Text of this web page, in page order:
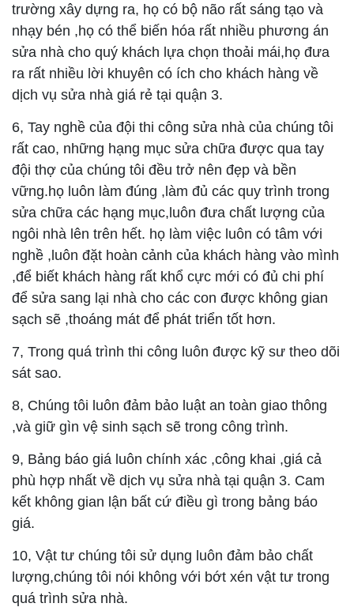
trường xây dựng ra, họ có bộ não rất sáng tạo và
nhạy bén ,họ có thể biến hóa rất nhiều phương án
sửa nhà cho quý khách lựa chọn thoải mái,họ đưa
ra rất nhiều lời khuyên có ích cho khách hàng về
dịch vụ sửa nhà giá rẻ tại quận 3.
6, Tay nghề của đội thi công sửa nhà của chúng tôi
rất cao, những hạng mục sửa chữa được qua tay
đội thợ của chúng tôi đều trở nên đẹp và bền
vững.họ luôn làm đúng ,làm đủ các quy trình trong
sửa chữa các hạng mục,luôn đưa chất lượng của
ngôi nhà lên trên hết. họ làm việc luôn có tâm với
nghề ,luôn đặt hoàn cảnh của khách hàng vào mình
,để biết khách hàng rất khổ cực mới có đủ chi phí
để sửa sang lại nhà cho các con được không gian
sạch sẽ ,thoáng mát để phát triển tốt hơn.
7, Trong quá trình thi công luôn được kỹ sư theo dõi
sát sao.
8, Chúng tôi luôn đảm bảo luật an toàn giao thông
,và giữ gìn vệ sinh sạch sẽ trong công trình.
9, Bảng báo giá luôn chính xác ,công khai ,giá cả
phù hợp nhất về dịch vụ sửa nhà tại quận 3. Cam
kết không gian lận bất cứ điều gì trong bảng báo
giá.
10, Vật tư chúng tôi sử dụng luôn đảm bảo chất
lượng,chúng tôi nói không với bớt xén vật tư trong
quá trình sửa nhà.